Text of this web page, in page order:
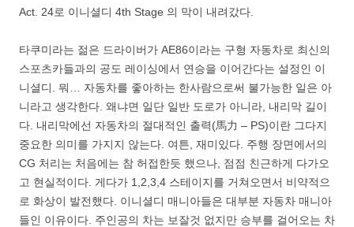
Act. 24로 이니셜디 4th Stage 의 막이 내려갔다.
타쿠미라는 젊은 드라이버가 AE86이라는 구형 자동차로 최신의
스포츠카들과의 공도 레이싱에서 연승을 이어간다는 설정인 이
니셜디. 뭐… 자동차를 좋아하는 한사람으로써 불가능한 일은 아
니라고 생각한다. 왜냐면 일단 일반 도로가 아니라, 내리막 길이
다. 내리막에선 자동차의 절대적인 출력(馬力 – PS)이란 그다지
중요한 의미를 가지지 않는다. 여튼, 재미있다. 주행 장면에서의
CG 처리는 처음에는 참 허접한듯 했으나, 점점 친근하게 다가오
고 현실적이다. 게다가 1,2,3,4 스테이지를 거쳐오면서 비약적으
로 화상이 발전했다. 이니셜디 매니아들은 대부분 자동차 매니아
들인 이유이다. 주인공의 차는 보잘것 없지만 승부를 걸어오는 차